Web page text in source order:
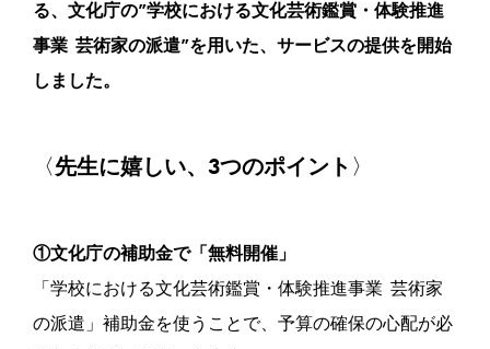
る、文化庁の”学校における文化芸術鑑賞・体験推進
事業 芸術家の派遣”を用いた、サービスの提供を開始
しました。
〈 先生に嬉しい、3つのポイント 〉
①文化庁の補助金で「無料開催」
「学校における文化芸術鑑賞・体験推進事業 芸術家
の派遣」補助金を使うことで、予算の確保の心配が必